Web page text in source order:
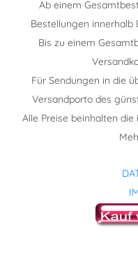
Ab einem
Bestellungen innerhalb
Bis zu einem
Für Sendungen in die
Versandporto des
Alle Preise beinhalten